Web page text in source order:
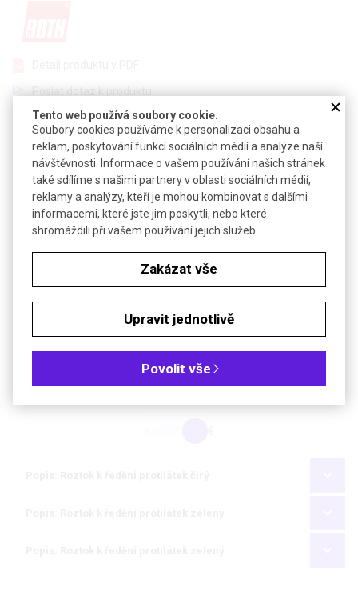
Poslat dotaz k produktu
Pro optimalizaci detekčních signálů v imunohistochemii
Pufrovací roztok pro přípravu inkubačních roztoků protilátek a
stabilního ředění pro jejich skladování
Roztok je vhodný pro ředění všech primárních/sekundárních,
mono-/polyklonálních i ne/značených protilátek
Výhodou použití je zvýšení síly signálu a snížení pozadí
Velmi snadno se aplikuje a je kompatibilní s parafínovými a kryo
Na výběr varianta se zeleným barvivem pro lepší manipulaci
nebo jako čirý roztok
Technické parametry
Skladování při 4 °C
Objednávková tabulka
Tento web používá soubory cookie.
Soubory cookies používáme k personalizaci obsahu a
reklam, poskytování funkcí sociálních médií a analýze naší
návštěvnosti. Informace o vašem používání našich stránek
také sdílíme s našimi partnery v oblasti sociálních médií,
reklamy a analýzy, kteří je mohou kombinovat s dalšími
informacemi, které jste jim poskytli, nebo které
shromáždili při vašem používání jejich služeb.
Zakázat vše
Upravit jednotlivě
Povolit vše